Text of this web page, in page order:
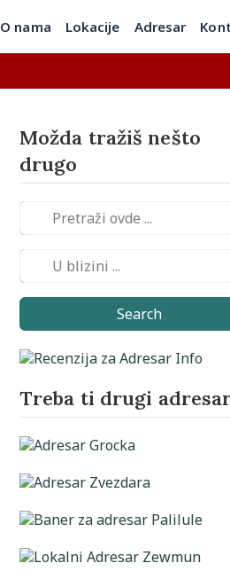
O nama Lokacije Adresar
Možda tražiš nešto
drugo
Search
Treba ti drugi